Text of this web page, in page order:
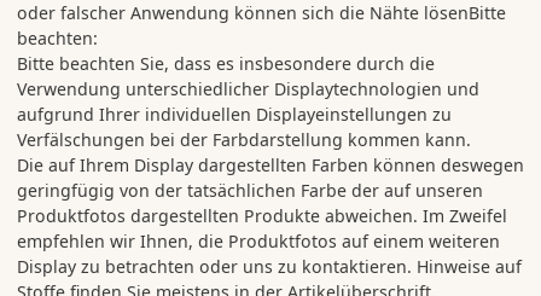
oder falscher Anwendung können sich die Nähte lösenBitte
beachten:
Bitte beachten Sie, dass es insbesondere durch die
Verwendung unterschiedlicher Displaytechnologien und
aufgrund Ihrer individuellen Displayeinstellungen zu
Verfälschungen bei der Farbdarstellung kommen kann.
Die auf Ihrem Display dargestellten Farben können deswegen
geringfügig von der tatsächlichen Farbe der auf unseren
Produktfotos dargestellten Produkte abweichen. Im Zweifel
empfehlen wir Ihnen, die Produktfotos auf einem weiteren
Display zu betrachten oder uns zu kontaktieren. Hinweise auf